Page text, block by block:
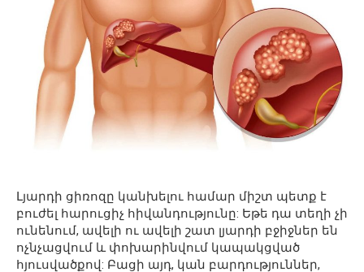
Լյարդի ցիռոզը կանխելու համար միշտ պետք է
բուժել հարուցիչ հիվանդությունը: Եթե ​​դա տեղի չի
ունենում, ավելի ու ավելի շատ լյարդի բջիջներ են
ոչնչացվում և փոխարինվում կապակցված
հյուսվածքով: Բացի այդ, կան բարդություններ,